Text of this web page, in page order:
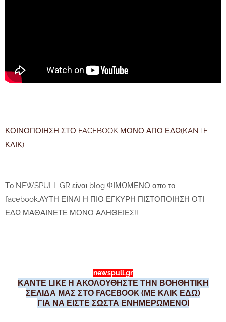
ΚΟΙΝΟΠΟΙΗΣΗ ΣΤΟ FACEBOOK ΜΟΝΟ ΑΠΟ ΕΔΩ(KANTE
ΚΛΙΚ)
Tο NEWSPULL.GR είναι blog ΦΙΜΩΜΕΝΟ απο το
facebook.ΑΥΤΗ ΕΙΝΑΙ Η ΠΙΟ ΕΓΚΥΡΗ ΠΙΣΤΟΠΟΙΗΣΗ ΟΤΙ
ΕΔΩ ΜΑΘΑΙΝΕΤΕ ΜΟΝΟ ΑΛΗΘΕΙΕΣ!!
newspull.gr
ΚΑΝΤΕ LIKE Η ΑΚΟΛΟΥΘΗΣΤΕ ΤΗΝ ΒΟΗΘΗΤΙΚΗ
ΣΕΛΙΔΑ ΜΑΣ ΣΤΟ FACEBOOK (ΜΕ ΚΛΙΚ ΕΔΩ)
ΓΙΑ ΝΑ ΕΙΣΤΕ ΣΩΣΤΑ ΕΝΗΜΕΡΩΜΕΝΟΙ